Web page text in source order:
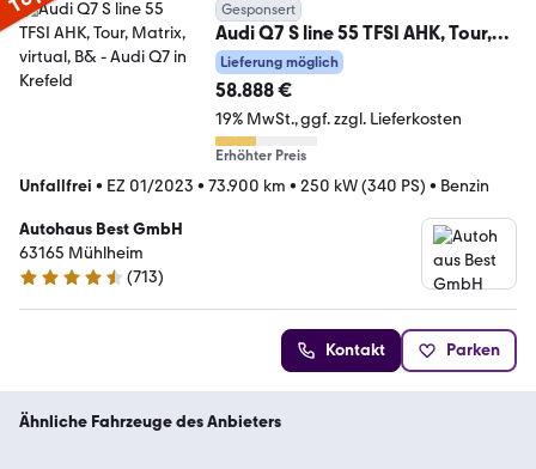
Gesponsert
Audi Q7 S line 55 TFSI AHK, Tour,
Matrix, virtual, B&
Lieferung möglich
58.888 €
19% MwSt. ggf. zzgl. Lieferkosten
Erhöhter Preis
Unfallfrei • EZ 01/2023 • 73.900 km • 250 kW (340 PS) • Benzin
Autohaus Best GmbH
63165 Mühlheim
4.7 Sterne
(713)
Kontakt Parken
Ähnliche Fahrzeuge des Anbieters